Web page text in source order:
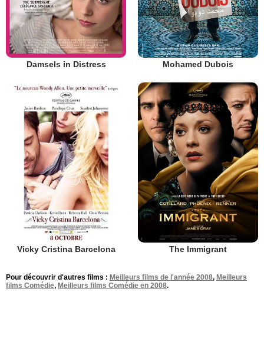
Damsels in Distress Mohamed Dubois
Vicky Cristina Barcelona The Immigrant
Pour découvrir d'autres films : Meilleurs films de l'année 2008, Meilleurs
films Comédie, Meilleurs films Comédie en 2008.